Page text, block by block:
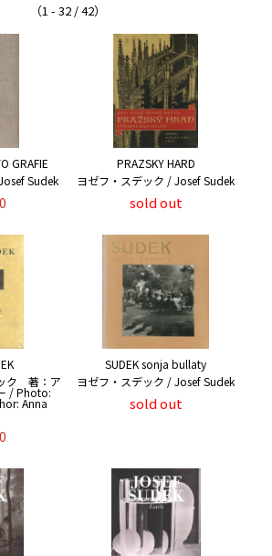
（1 - 32 / 42）
GRAFIE
Sudek
PRAZSKY HARD
ヨゼフ・スデック / Josef Sudek
sold out
ク 著：ア
/ Photo:
Anna
SUDEK sonja bullaty
ヨゼフ・スデック / Josef Sudek
sold out